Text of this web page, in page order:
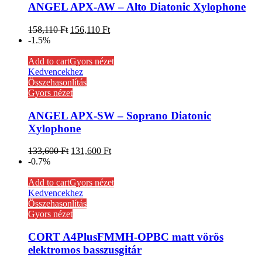
ANGEL APX-AW – Alto Diatonic Xylophone
158,110Ft 156,110 Ft
-1.5%
Add to cartGyors nézet
Kedvencekhez
Összehasonlítás
Gyors nézet
ANGEL APX-SW – Soprano Diatonic
Xylophone
133,600Ft 131,600 Ft
-0.7%
Add to cartGyors nézet
Kedvencekhez
Összehasonlítás
Gyors nézet
CORT A4PlusFMMH-OPBC matt vörös
elektromos basszusgitár